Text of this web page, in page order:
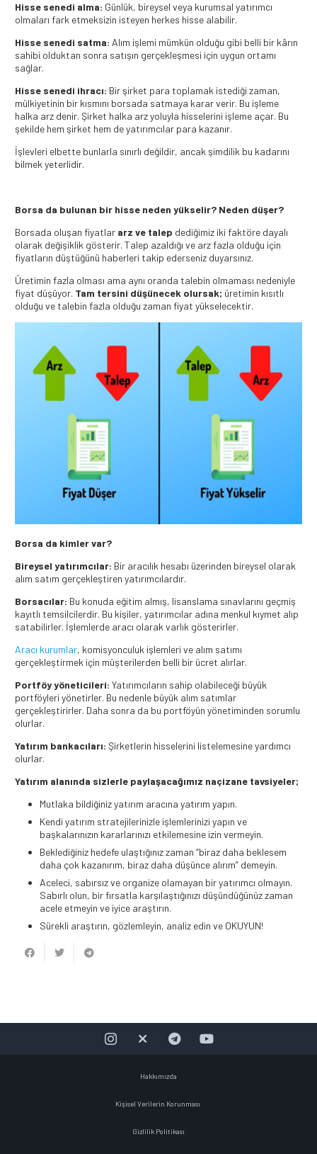
Hisse senedi alma: Günlük, bireysel veya kurumsal yatırımcı
olmaları fark etmeksizin isteyen herkes hisse alabilir.
Hisse senedi satma: Alım işlemi mümkün olduğu gibi belli bir kârın
sahibi olduktan sonra satışın gerçekleşmesi için uygun ortamı
sağlar.
Hisse senedi ihracı: Bir şirket para toplamak istediği zaman,
mülkiyetinin bir kısmını borsada satmaya karar verir. Bu işleme
halka arz denir. Şirket halka arz yoluyla hisselerini işleme açar. Bu
şekilde hem şirket hem de yatırımcılar para kazanır.
İşlevleri elbette bunlarla sınırlı değildir, ancak şimdilik bu kadarını
bilmek yeterlidir.
Borsa da bulunan bir hisse neden yükselir? Neden düşer?
Borsada oluşan fiyatlar arz ve talep dediğimiz iki faktöre dayalı
olarak değişiklik gösterir. Talep azaldığı ve arz fazla olduğu için
fiyatların düştüğünü haberleri takip ederseniz duyarsınız.
Üretimin fazla olması ama aynı oranda talebin olmaması nedeniyle
fiyat düşüyor. Tam tersini düşünecek olursak; üretimin kısıtlı
olduğu ve talebin fazla olduğu zaman fiyat yükselecektir.
Borsa da kimler var?
Bireysel yatırımcılar: Bir aracılık hesabı üzerinden bireysel olarak
alım satım gerçekleştiren yatırımcılardır.
Borsacılar: Bu konuda eğitim almış, lisanslama sınavlarını geçmiş
kayıtlı temsilcilerdir. Bu kişiler, yatırımcılar adına menkul kıymet alıp
satabilirler. İşlemlerde aracı olarak varlık gösterirler.
Aracı kurumlar, komisyonculuk işlemleri ve alım satımı
gerçekleştirmek için müşterilerden belli bir ücret alırlar.
Portföy yöneticileri: Yatırımcıların sahip olabileceği büyük
portföyleri yönetirler. Bu nedenle büyük alım satımlar
gerçekleştirirler. Daha sonra da bu portföyün yönetiminden sorumlu
olurlar.
Yatırım bankacıları: Şirketlerin hisselerini listelemesine yardımcı
olurlar.
Yatırım alanında sizlerle paylaşacağımız naçizane tavsiyeler;
Mutlaka bildiğiniz yatırım aracına yatırım yapın.
Kendi yatırım stratejilerinizle işlemlerinizi yapın ve
başkalarınızın kararlarınızı etkilemesine izin vermeyin.
Beklediğiniz hedefe ulaştığınız zaman “biraz daha beklesem
daha çok kazanırım, biraz daha düşünce alırım” demeyin.
Aceleci, sabırsız ve organize olamayan bir yatırımcı olmayın.
Sabırlı olun, bir fırsatla karşılaştığınızı düşündüğünüz zaman
acele etmeyin ve iyice araştırın.
Sürekli araştırın, gözlemleyin, analiz edin ve OKUYUN!
Hakkımızda
Kişisel Verilerin Korunması
Gizlilik Politikası